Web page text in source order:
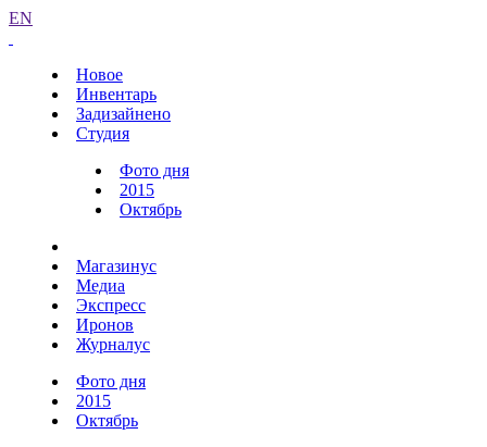
EN
Новое
Инвентарь
Задизайнено
Студия
Фото дня
2015
Октябрь
Магазинус
Медиа
Экспресс
Иронов
Журналус
Фото дня
2015
Октябрь